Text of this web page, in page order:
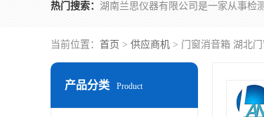
热门搜索：
当前位置： 首页 > 供应商机 > 门窗消音箱 湖北
产品分类 Product